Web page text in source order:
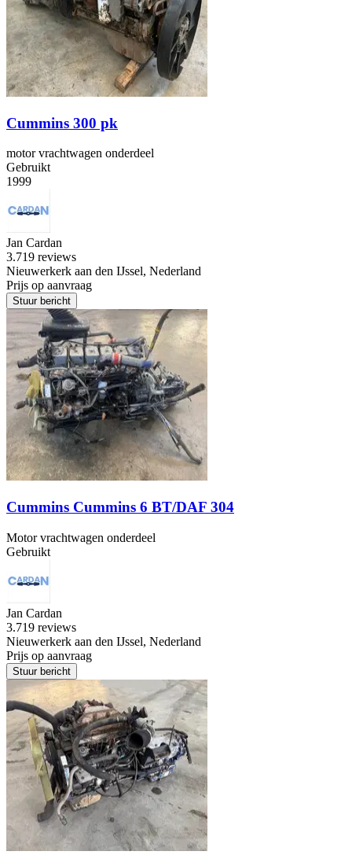
Cummins 300 pk
motor vrachtwagen onderdeel
Gebruikt
1999
Jan Cardan
3.719 reviews
Nieuwerkerk aan den IJssel, Nederland
Prijs op aanvraag
Stuur bericht
Cummins Cummins 6 BT/DAF 304
Motor vrachtwagen onderdeel
Gebruikt
Jan Cardan
3.719 reviews
Nieuwerkerk aan den IJssel, Nederland
Prijs op aanvraag
Stuur bericht